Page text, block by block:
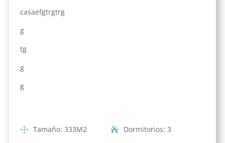
casaefgtrgtrg
g
tg
g
g
Tamaño: 333M2 Dormitorios: 3